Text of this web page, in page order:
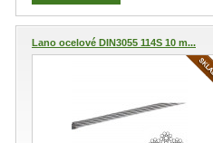
Lano ocelové DIN3055 114S 10 m...